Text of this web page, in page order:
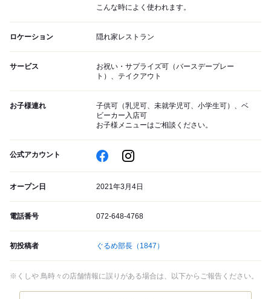
こんな時によく使われます。
ロケーション 隠れ家レストラン
サービス
お祝い・サプライズ可（バースデープレー
ト）、テイクアウト
お子様連れ
子供可（乳児可、未就学児可、小学生可）、ベ
ビーカー入店可
お子様メニューはご相談ください。
公式アカウント
オープン日 2021年3月4日
電話番号 072-648-4768
初投稿者 ぐるめ部長 （1847）
※くしや 鳥時々の店舗情報に誤りがある場合は、以下からご報告ください。